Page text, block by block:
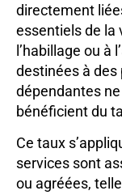
directement
essentiels de la
l’habillage ou à
destinées à des
dépendantes
bénéficient du
Ce taux
services sont
ou agréées,